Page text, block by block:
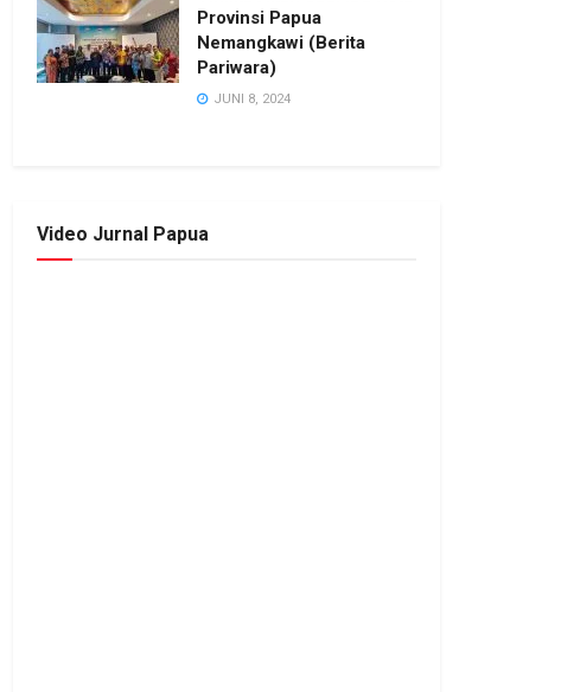
Provinsi Papua
Nemangkawi (Berita
Pariwara)
JUNI 8, 2024
Video Jurnal Papua